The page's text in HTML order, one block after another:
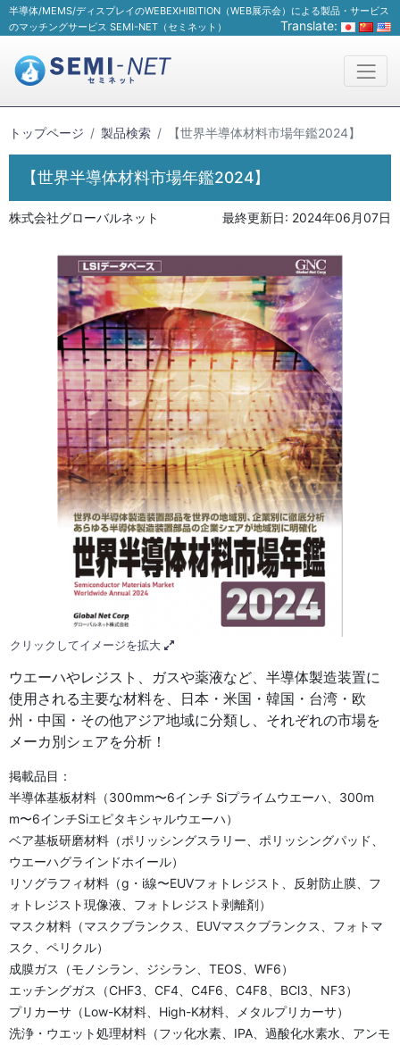
半導体/MEMS/ディスプレイのWEBEXHIBITION（WEB展示会）による製品・サービス
のマッチングサービス SEMI-NET（セミネット）
Translate:
トップページ 製品検索 【世界半導体材料市場年鑑2024】
【世界半導体材料市場年鑑2024】
株式会社グローバルネット 最終更新日: 2024年06月07日
クリックしてイメージを拡大
ウエーハやレジスト、ガスや薬液など、半導体製造装置に
使用される主要な材料を、日本・米国・韓国・台湾・欧
州・中国・その他アジア地域に分類し、それぞれの市場を
メーカ別シェアを分析！
掲載品目：
半導体基板材料（300mm〜6インチ Siプライムウエーハ、300m
m〜6インチSiエピタキシャルウエーハ）
ベア基板研磨材料（ポリッシングスラリー、ポリッシングパッド、
ウエーハグラインドホイール）
リソグラフィ材料（g・i線〜EUVフォトレジスト、反射防止膜、フ
ォトレジスト現像液、フォトレジスト剥離剤）
マスク材料（マスクブランクス、EUVマスクブランクス、フォトマ
スク、ペリクル）
成膜ガス（モノシラン、ジシラン、TEOS、WF6）
エッチングガス（CHF3、CF4、C4F6、C4F8、BCl3、NF3）
プリカーサ（Low-K材料、High-K材料、メタルプリカーサ）
洗浄・ウエット処理材料（フッ化水素、IPA、過酸化水素水、アンモ